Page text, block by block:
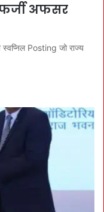
अफसर
Posting जो राज्य